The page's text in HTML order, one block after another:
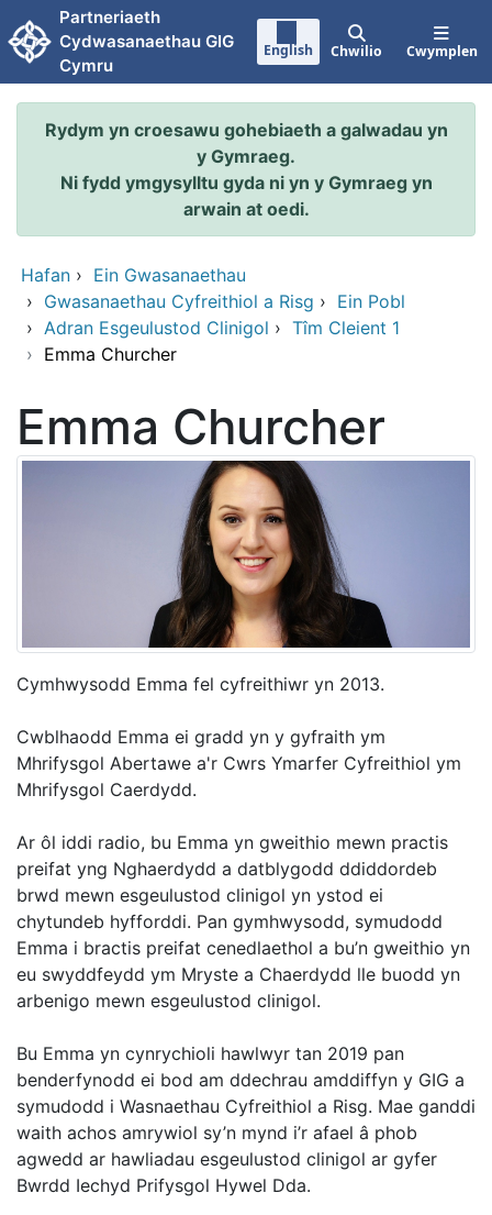
Neidio i'r prif gynnwy
Partneriaeth
Cydwasanaethau GIG
Cymru
English Chwilio Cwymplen
Rydym yn croesawu gohebiaeth a galwadau yn
y Gymraeg.
Ni fydd ymgysylltu gyda ni yn y Gymraeg yn
arwain at oedi.
Hafan › Ein Gwasanaethau
› Gwasanaethau Cyfreithiol a Risg › Ein Pobl
› Adran Esgeulustod Clinigol › Tîm Cleient 1
› Emma Churcher
Emma Churcher
Cymhwysodd Emma fel cyfreithiwr yn 2013.
Cwblhaodd Emma ei gradd yn y gyfraith ym
Mhrifysgol Abertawe a'r Cwrs Ymarfer Cyfreithiol ym
Mhrifysgol Caerdydd.
Ar ôl iddi radio, bu Emma yn gweithio mewn practis
preifat yng Nghaerdydd a datblygodd ddiddordeb
brwd mewn esgeulustod clinigol yn ystod ei
chytundeb hyfforddi. Pan gymhwysodd, symudodd
Emma i bractis preifat cenedlaethol a bu’n gweithio yn
eu swyddfeydd ym Mryste a Chaerdydd lle buodd yn
arbenigo mewn esgeulustod clinigol.
Bu Emma yn cynrychioli hawlwyr tan 2019 pan
benderfynodd ei bod am ddechrau amddiffyn y GIG a
symudodd i Wasnaethau Cyfreithiol a Risg. Mae ganddi
waith achos amrywiol sy’n mynd i’r afael â phob
agwedd ar hawliadau esgeulustod clinigol ar gyfer
Bwrdd Iechyd Prifysgol Hywel Dda.